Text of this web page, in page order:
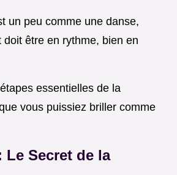
un peu comme une danse,
doit être en rythme, bien en
essentielles de la
vous puissiez briller comme
Le Secret de la